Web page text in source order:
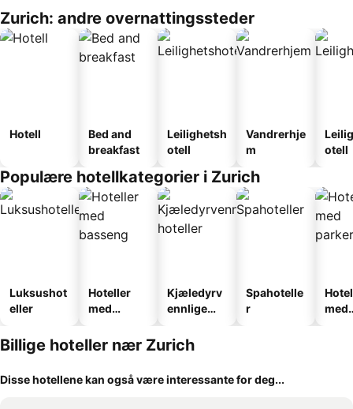
Zurich: andre overnattingssteder
Hotell
Bed and
breakfast
Leilighetsh
otell
Vandrerhje
m
otell
Populære hotellkategorier i Zurich
Luksushot
eller
Hoteller
med
Kjæledyrv
ennlige
Spahotelle
r
med
Billige hoteller nær Zurich
Disse hotellene kan også være interessante for deg...